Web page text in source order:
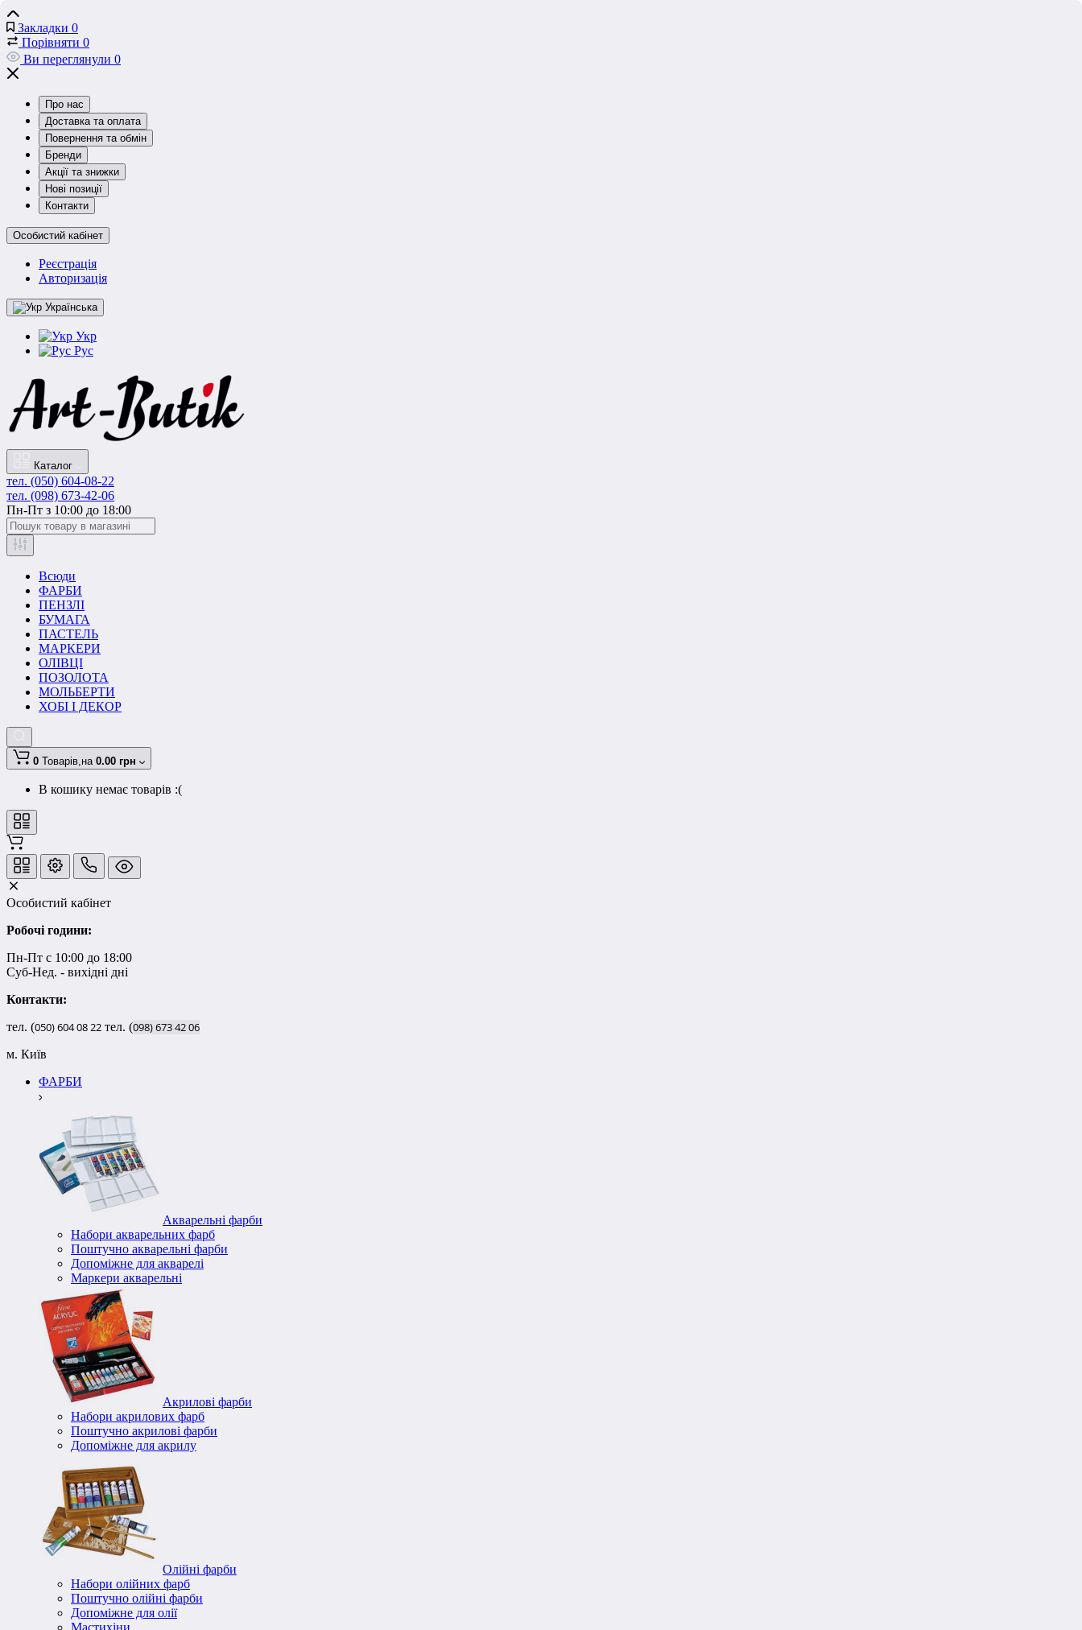
Закладки 0
Порівняти 0
Ви переглянули 0
Про нас
Доставка та оплата
Повернення та обмін
Бренди
Акції та знижки
Нові позиції
Контакти
Особистий кабінет
Реєстрація
Авторизація
Українська
Укр
Рус
Каталог
тел. (050) 604-08-22
тел. (098) 673-42-06
Пн-Пт з 10:00 до 18:00
Всюди
ФАРБИ
ПЕНЗЛІ
БУМАГА
ПАСТЕЛЬ
МАРКЕРИ
ОЛІВЦІ
ПОЗОЛОТА
МОЛЬБЕРТИ
ХОБІ І ДЕКОР
0 Товарів,на 0.00 грн
В кошику немає товарів :(
Особистий кабінет
Робочі години:
Пн-Пт с 10:00 до 18:00
Суб-Нед. - вихідні дні
Контакти:
тел. (050)6040822 тел. (098)6734206
м. Київ
ФАРБИ
Акварельні фарби
Набори акварельних фарб
Поштучно акварельні фарби
Допоміжне для акварелі
Маркери акварельні
Акрилові фарби
Набори акрилових фарб
Поштучно акрилові фарби
Допоміжне для акрилу
Олійні фарби
Набори олійних фарб
Поштучно олійні фарби
Допоміжне для олії
Мастихіни